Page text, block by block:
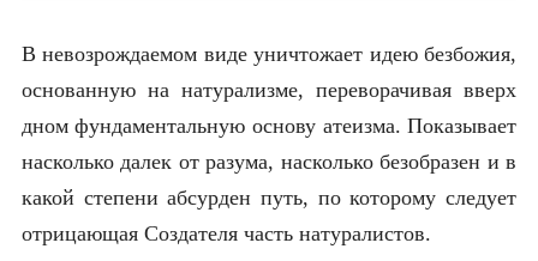
В невозрождаемом виде уничтожает идею безбожия,
основанную на натурализме, переворачивая вверх
дном фундаментальную основу атеизма. Показывает
насколько далек от разума, насколько безобразен и в
какой степени абсурден путь, по которому следует
отрицающая Создателя часть натуралистов.